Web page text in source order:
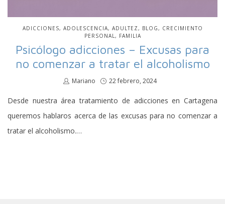
PUBLICADO
ADICCIONES ADOLESCENCIA ADULTEZ BLOG
CRECIMIENTO
PERSONAL
FAMILIA
Psicólogo adicciones – Excusas para
no comenzar a tratar el alcoholismo
por
Mariano
Publicado
22 febrero, 2024
Desde nuestra área tratamiento de adicciones en Cartagena
queremos hablaros acerca de las excusas para no comenzar a
tratar el alcoholismo.…